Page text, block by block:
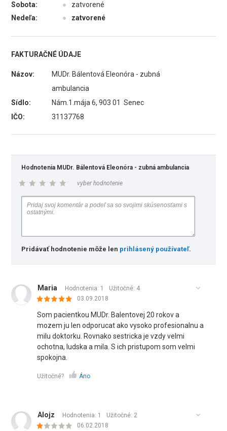
Sobota:
●
zatvorené
Nedeľa:
● zatvorené
FAKTURAČNÉ ÚDAJE
Názov:
MUDr. Bálentová Eleonóra - zubná
ambulancia
Sídlo:
Nám.1.mája 6, 903 01 Senec
IČO:
31137768
Hodnotenia MUDr. Bálentová Eleonóra - zubná ambulancia
vyber hodnotenie
Pridávať hodnotenie môže len prihlásený používateľ.
Maria Hodnotenia: 1 Užitočné: 4
03.09.2018
Som pacientkou MUDr. Balentovej 20 rokov a
mozem ju len odporucat ako vysoko profesionalnu a
milu doktorku. Rovnako sestricka je vzdy velmi
ochotna, ludska a mila. S ich pristupom som velmi
spokojna.
Užitočné? Áno
Alojz Hodnotenia: 1 Užitočné: 2
06.02.2018